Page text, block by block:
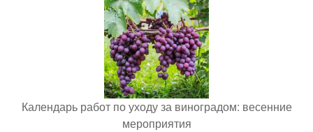
Календарь работ по уходу за виноградом: весенние
мероприятия